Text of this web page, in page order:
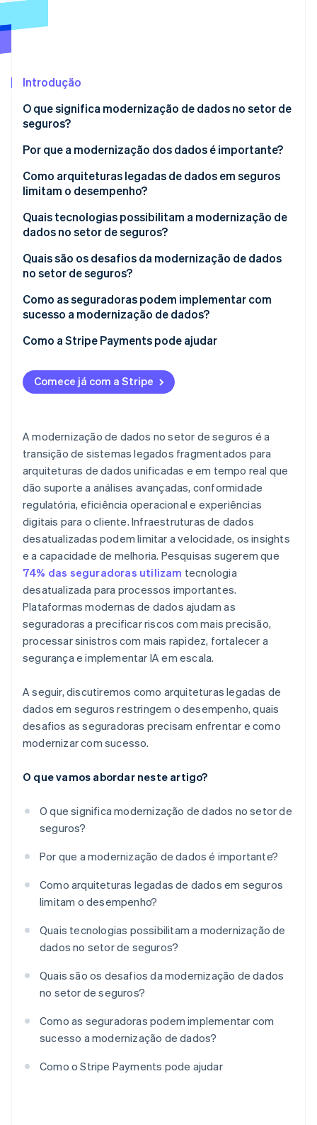
Radar
Incorporação de startups
Remoção de carbono
Verificação de identidade
Stripe Sessions 2026
Assista agora
Introdução
O que significa modernização de dados no setor de
seguros?
Por que a modernização dos dados é importante?
Como arquiteturas legadas de dados em seguros
limitam o desempenho?
Quais tecnologias possibilitam a modernização de
dados no setor de seguros?
Quais são os desafios da modernização de dados
no setor de seguros?
Como as seguradoras podem implementar com
sucesso a modernização de dados?
Como a Stripe Payments pode ajudar
Comece já com a Stripe
A modernização de dados no setor de seguros é a
transição de sistemas legados fragmentados para
arquiteturas de dados unificadas e em tempo real que
dão suporte a análises avançadas, conformidade
regulatória, eficiência operacional e experiências
digitais para o cliente. Infraestruturas de dados
desatualizadas podem limitar a velocidade, os insights
e a capacidade de melhoria. Pesquisas sugerem que
74% das seguradoras utilizam tecnologia
desatualizada para processos importantes.
Plataformas modernas de dados ajudam as
seguradoras a precificar riscos com mais precisão,
processar sinistros com mais rapidez, fortalecer a
segurança e implementar IA em escala.
A seguir, discutiremos como arquiteturas legadas de
dados em seguros restringem o desempenho, quais
desafios as seguradoras precisam enfrentar e como
modernizar com sucesso.
O que vamos abordar neste artigo?
O que significa modernização de dados no setor de
seguros?
Por que a modernização de dados é importante?
Como arquiteturas legadas de dados em seguros
limitam o desempenho?
Quais tecnologias possibilitam a modernização de
dados no setor de seguros?
Quais são os desafios da modernização de dados
no setor de seguros?
Como as seguradoras podem implementar com
sucesso a modernização de dados?
Como o Stripe Payments pode ajudar